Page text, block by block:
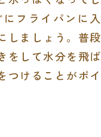
フライパンに入
しましょう。普段
をして水分を飛ば
つけることがポイ